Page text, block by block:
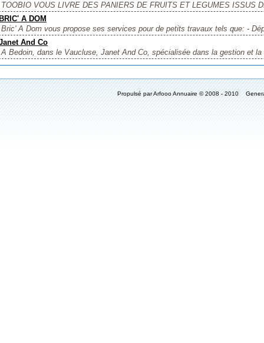
TOOBIO VOUS LIVRE DES PANIERS DE FRUITS ET LEGUMES ISSUS
A DOM
Bric' A Dom vous propose ses services pour de petits travaux tels que: -
And Co
A Bedoin, dans le Vaucluse, Janet And Co, spécialisée dans la gestion et la
Propulsé par Arfooo Annuaire © 2008 - 2010